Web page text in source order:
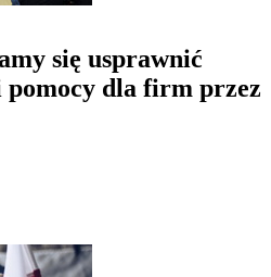
się usprawnić
pomocy dla firm przez